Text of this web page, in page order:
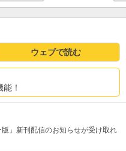
ウェブで読む
！
」新刊配信のお知らせが受け取れ